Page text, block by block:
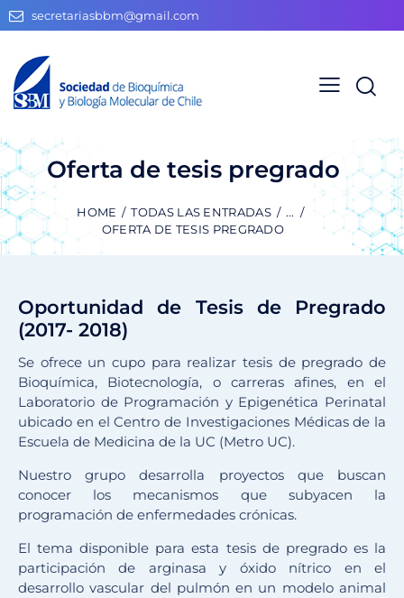
secretariasbbm@gmail.com
Oferta de tesis pregrado
HOME TODAS LAS ENTRADAS
...
OFERTA DE TESIS PREGRADO
Oportunidad de Tesis de Pregrado
(2017- 2018)
Se ofrece un cupo para realizar tesis de pregrado de
Bioquímica, Biotecnología, o carreras afines, en el
Laboratorio de Programación y Epigenética Perinatal
ubicado en el Centro de Investigaciones Médicas de la
Escuela de Medicina de la UC (Metro UC).
Nuestro grupo desarrolla proyectos que buscan
conocer los mecanismos que subyacen la
programación de enfermedades crónicas.
El tema disponible para esta tesis de pregrado es la
participación de arginasa y óxido nítrico en el
desarrollo vascular del pulmón en un modelo animal